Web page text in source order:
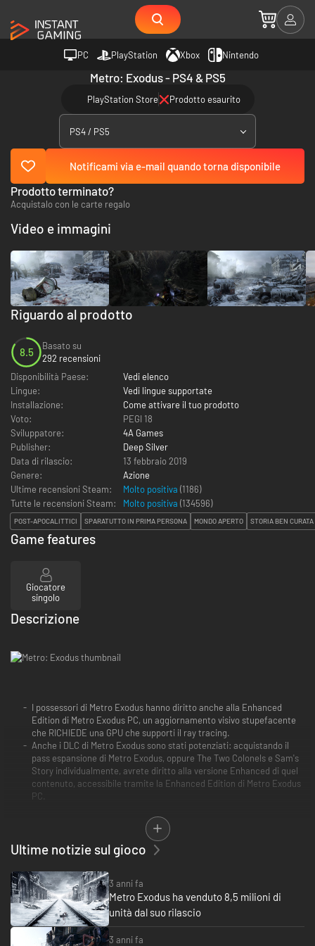
PC PlayStation Xbox Nintendo
Metro: Exodus - PS4 & PS5
PlayStation Store Prodotto esaurito
PS4 / PS5
Notificami via e-mail quando torna disponibile
Prodotto terminato?
Acquistalo con le carte regalo
Riguardo al prodotto
8.5
Basato su
292 recensioni
Disponibilità Paese:
Vedi elenco
Lingue:
Vedi lingue supportate
Installazione:
Come attivare il tuo prodotto
Voto:
PEGI 18
Sviluppatore:
4A Games
Publisher:
Deep Silver
Data di rilascio:
13 febbraio 2019
Genere:
Azione
Ultime recensioni Steam:
Molto positiva (1186)
Tutte le recensioni Steam:
Molto positiva (134596)
POST-APOCALITTICI SPARATUTTO IN PRIMA PERSONA MONDO APERTO STORIA BEN CURATA
Video e immagini
Game features
Giocatore
singolo
Descrizione
I possessori di Metro Exodus hanno diritto anche alla Enhanced
Edition di Metro Exodus PC, un aggiornamento visivo stupefacente
che RICHIEDE una GPU che supporti il ray tracing.
Anche i DLC di Metro Exodus sono stati potenziati: acquistando il
pass espansione di Metro Exodus, oppure The Two Colonels e Sam's
Story individualmente, avrete diritto alla versione Enhanced di quel
contenuto, accessibile tramite la Enhanced Edition di Metro Exodus
PC.
È l'anno 2036.
Un quarto di secolo dopo che la guerra nucleare ha devastato la terra,
qualche migliaio di superstiti è ancora aggrappato alla vita sotto le rovine
di Mosca, nelle gallerie della Metro.
Hanno lottato contro gli elementi contaminati, hanno combattuto contro
bestie mutanti e orrori paranormali, e hanno vissuto la guerra civile sulla
propria pelle.
Ultime notizie sul gioco
3 anni fa
Metro Exodus ha venduto 8,5 milioni di
unità dal suo rilascio
3 anni fa